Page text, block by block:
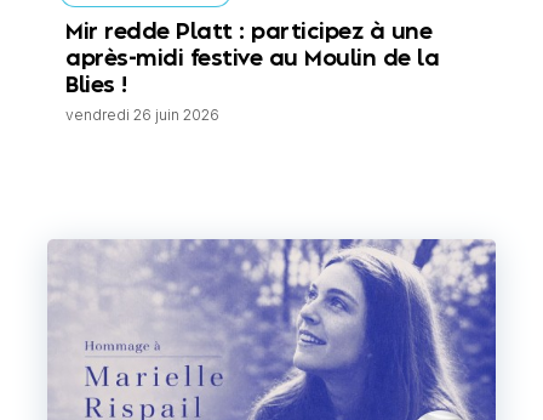
Mir redde Platt : participez à une
après-midi festive au Moulin de la
Blies !
vendredi 26 juin 2026